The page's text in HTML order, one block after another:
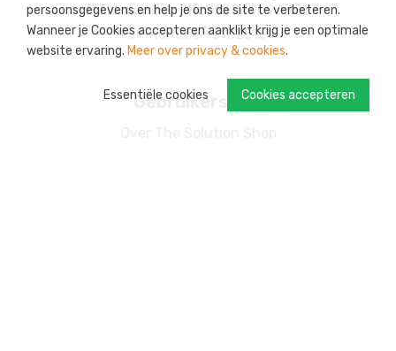
persoonsgegevens en help je ons de site te verbeteren.
Wanneer je Cookies accepteren aanklikt krijg je een optimale
website ervaring. Meer over privacy & cookies.
Cookies accepteren
Essentiële cookies
BTW-nummer: NL823044099B01
Kvk-nummer: 51025159
Gebruikersinfo